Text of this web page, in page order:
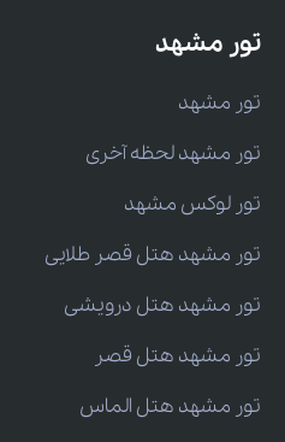
تور مشهد
تور مشهد
تور مشهد لحظه آخری
تور لوکس مشهد
تور مشهد هتل قصر طلایی
تور مشهد هتل درویشی
تور مشهد هتل قصر
تور مشهد هتل الماس